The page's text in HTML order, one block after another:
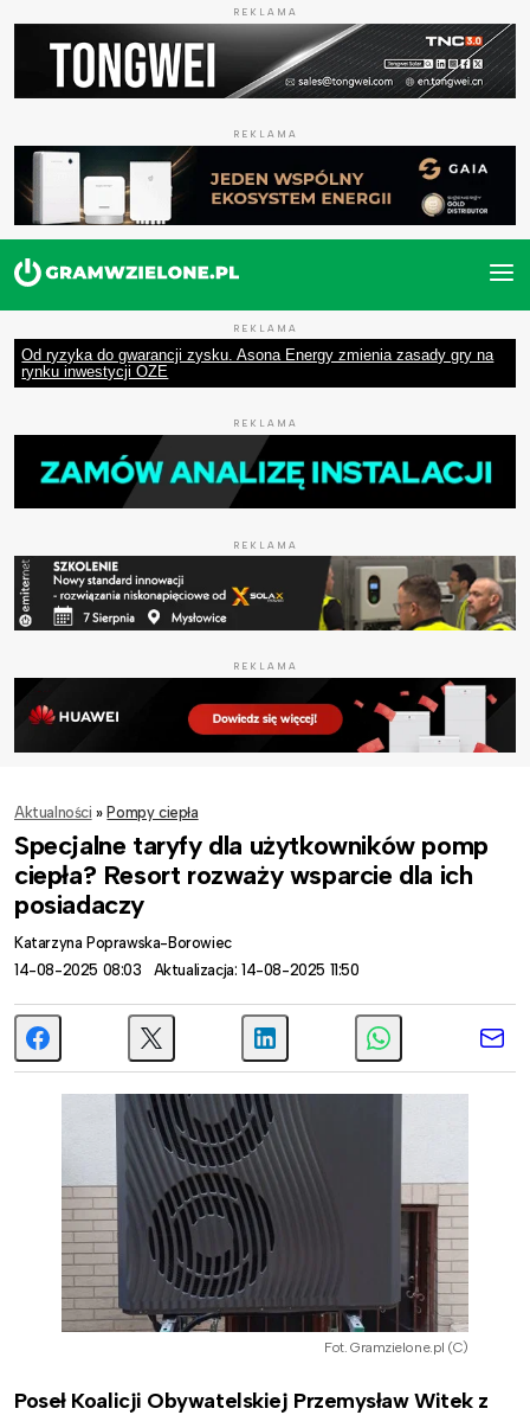
REKLAMA
REKLAMA
REKLAMA
Od ryzyka do gwarancji zysku. Asona Energy zmienia zasady gry na
rynku inwestycji OZE
REKLAMA
REKLAMA
REKLAMA
Aktualności » Pompy ciepła
Specjalne taryfy dla użytkowników pomp
ciepła? Resort rozważy wsparcie dla ich
posiadaczy
Katarzyna Poprawska-Borowiec
14-08-2025 08:03
Aktualizacja: 14-08-2025 11:50
Fot. Gramzielone.pl (C)
Poseł Koalicji Obywatelskiej Przemysław Witek z